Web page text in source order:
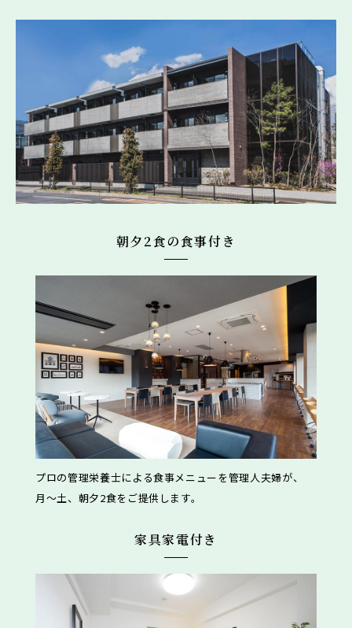
朝夕2食の食事付き
プロの管理栄養士による食事メニューを管理人夫婦が、
月〜土、朝夕2食をご提供します。
家具家電付き